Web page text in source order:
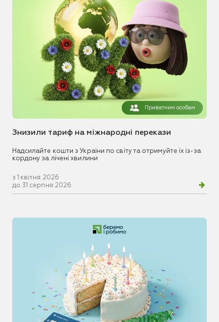
Приватним особам
Знизили тариф на міжнародні перекази
Надсилайте кошти з України по світу та отримуйте їх із-за
кордону за лічені хвилини
з 1 квітня 2026
до 31 серпня 2026